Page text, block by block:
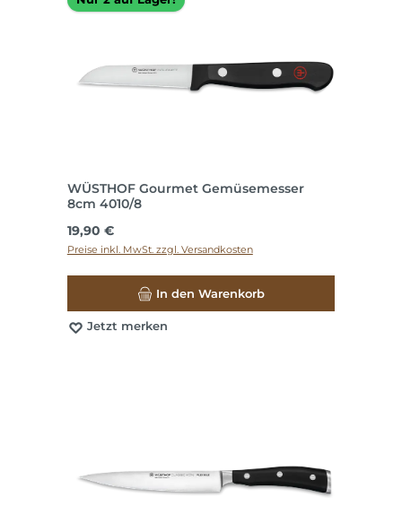
WÜSTHOF Gourmet Gemüsemesser
8cm 4010/8
Regulärer Preis:
19,90 €
Preise inkl. MwSt. zzgl. Versandkosten
In den Warenkorb
Jetzt merken